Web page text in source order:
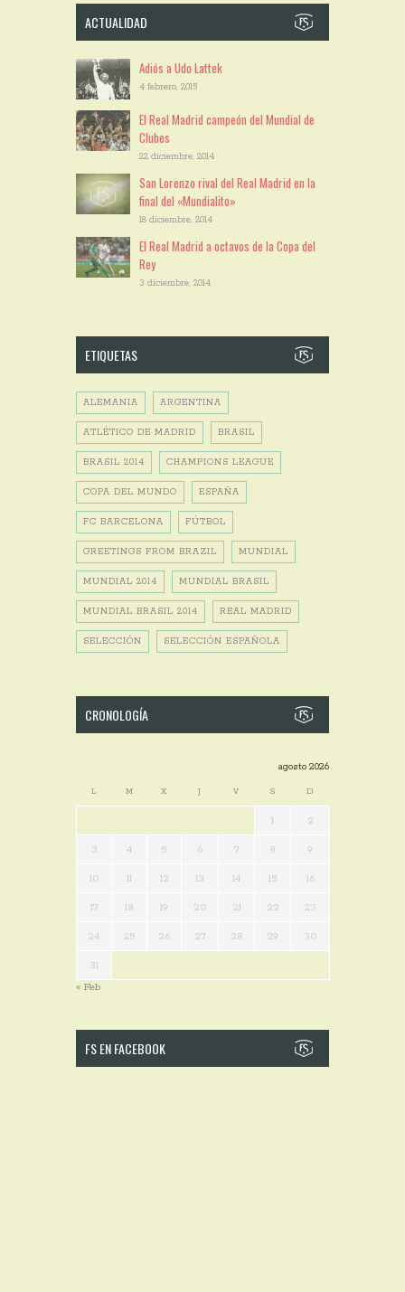
ACTUALIDAD
Adiós a Udo Lattek
4 febrero, 2015
El Real Madrid campeón del Mundial de
Clubes
22 diciembre, 2014
San Lorenzo rival del Real Madrid en la
final del «Mundialito»
18 diciembre, 2014
El Real Madrid a octavos de la Copa del
Rey
3 diciembre, 2014
ETIQUETAS
ALEMANIA ARGENTINA
ATLÉTICO DE MADRID BRASIL
BRASIL 2014 CHAMPIONS LEAGUE
COPA DEL MUNDO ESPAÑA
FC BARCELONA FÚTBOL
GREETINGS FROM BRAZIL MUNDIAL
MUNDIAL 2014 MUNDIAL BRASIL
MUNDIAL BRASIL 2014 REAL MADRID
SELECCIÓN SELECCIÓN ESPAÑOLA
CRONOLOGÍA
agosto 2026
L M X J V S D
1 2
3 4 5 6 7 8 9
10 11 12 13 14 15 16
17 18 19 20 21 22 23
24 25 26 27 28 29 30
31
« Feb
FS EN FACEBOOK